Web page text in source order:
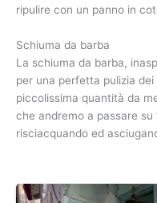
ripulire con un panno in
Schiuma da barba
La schiuma da barba,
per una perfetta pulizia
piccolissima quantità da
che andremo a passare
risciacquando ed